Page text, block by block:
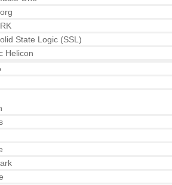
State Logic (SSL)
Helicon